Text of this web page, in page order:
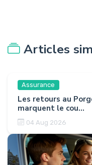
Articles
Assurance
Les retours au
marquent le cou...
04 Aug 2026